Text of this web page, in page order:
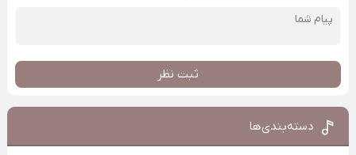
ثبت نظر
دسته‌بندی‌ها